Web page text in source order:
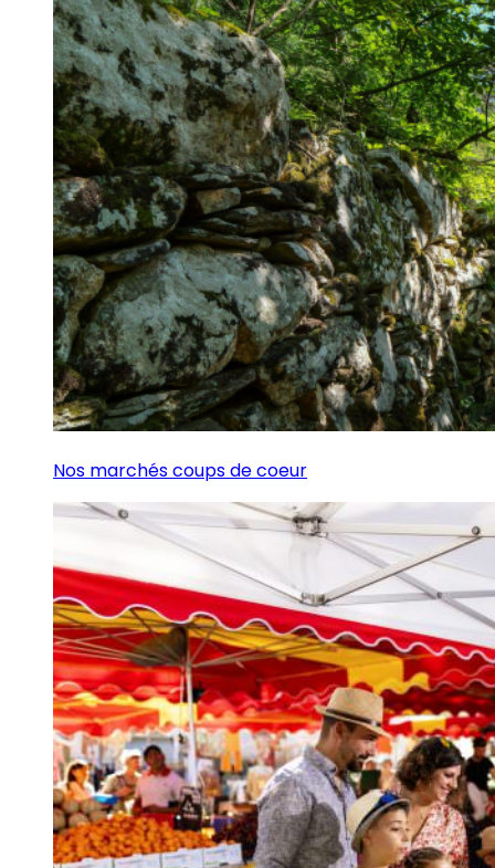
Nos marchés coups de coeur